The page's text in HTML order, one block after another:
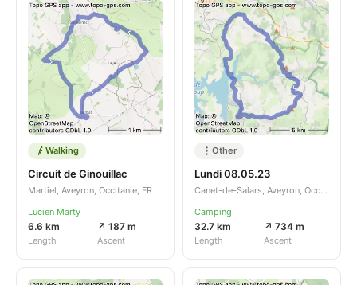
Walking
Circuit de Ginouillac
Martiel, Aveyron, Occitanie, FR
Lucien Marty
6.6 km
Length
↗ 187 m
Ascent
Other
Lundi 08.05.23
Canet-de-Salars, Aveyron, Occitanie, FR
Camping
32.7 km
Length
↗ 734 m
Ascent